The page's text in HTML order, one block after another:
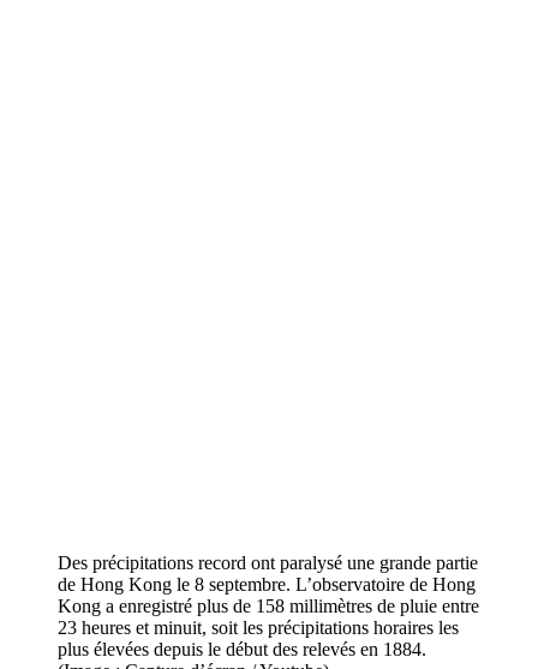
Des précipitations record ont paralysé une grande partie
de Hong Kong le 8 septembre. L’observatoire de Hong
Kong a enregistré plus de 158 millimètres de pluie entre
23 heures et minuit, soit les précipitations horaires les
plus élevées depuis le début des relevés en 1884.